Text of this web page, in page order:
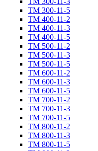
ТM 300-11-5
ТM 400-11-2
ТM 400-11-3
ТM 400-11-5
ТM 500-11-2
ТM 500-11-3
ТM 500-11-5
ТM 600-11-2
ТM 600-11-3
ТM 600-11-5
ТM 700-11-2
ТM 700-11-3
ТM 700-11-5
ТM 800-11-2
ТM 800-11-3
ТM 800-11-5